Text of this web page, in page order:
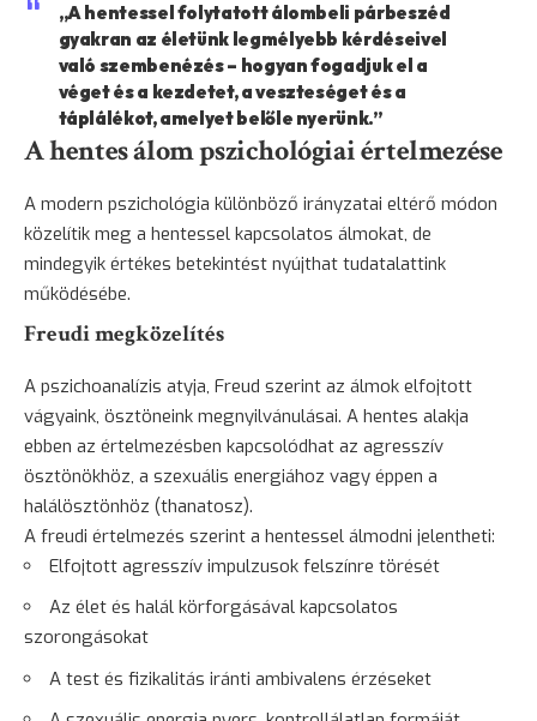
„A hentessel folytatott álombeli párbeszéd
gyakran az életünk legmélyebb kérdéseivel
való szembenézés – hogyan fogadjuk el a
véget és a kezdetet, a veszteséget és a
táplálékot, amelyet belőle nyerünk.”
A hentes álom pszichológiai értelmezése
A modern pszichológia különböző irányzatai eltérő módon
közelítik meg a hentessel kapcsolatos álmokat, de
mindegyik értékes betekintést nyújthat tudatalattink
működésébe.
Freudi megközelítés
A pszichoanalízis atyja, Freud szerint az álmok elfojtott
vágyaink, ösztöneink megnyilvánulásai. A hentes alakja
ebben az értelmezésben kapcsolódhat az agresszív
ösztönökhöz, a szexuális energiához vagy éppen a
halálösztönhöz (thanatosz).
A freudi értelmezés szerint a hentessel álmodni jelentheti:
Elfojtott agresszív impulzusok felszínre törését
Az élet és halál körforgásával kapcsolatos
szorongásokat
A test és fizikalitás iránti ambivalens érzéseket